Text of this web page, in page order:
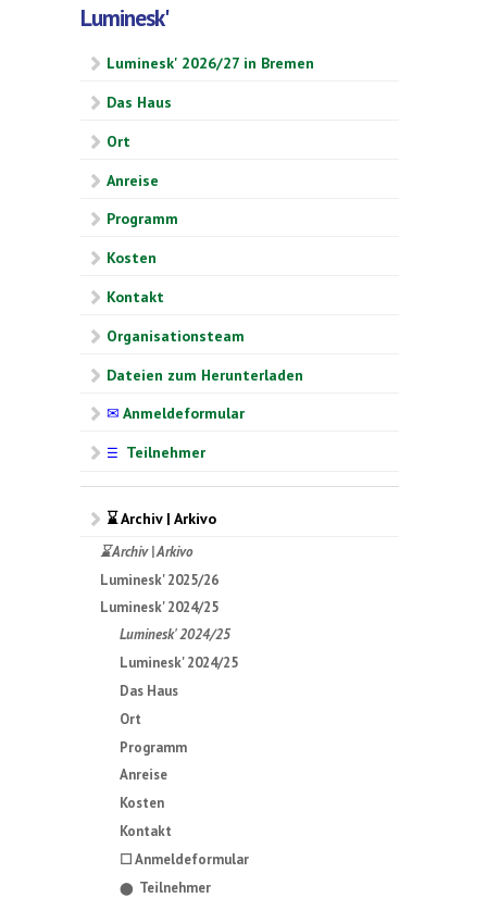
Luminesk'
Luminesk' 2026/27 in Bremen
Das Haus
Ort
Anreise
Programm
Kosten
Kontakt
Organisationsteam
Dateien zum Herunterladen
✉ Anmeldeformular
☰ Teilnehmer
⌛ Archiv | Arkivo
⌛ Archiv | Arkivo
Luminesk' 2025/26
Luminesk' 2024/25
Luminesk' 2024/25
Luminesk' 2024/25
Das Haus
Ort
Programm
Anreise
Kosten
Kontakt
☐ Anmeldeformular
⬤ Teilnehmer